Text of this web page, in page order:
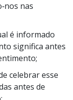
nas
é informado
significa antes
celebrar esse
antes de